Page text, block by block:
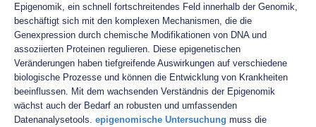
Epigenomik, ein schnell fortschreitendes Feld innerhalb der Genomik,
beschäftigt sich mit den komplexen Mechanismen, die die
Genexpression durch chemische Modifikationen von DNA und
assoziierten Proteinen regulieren. Diese epigenetischen
Veränderungen haben tiefgreifende Auswirkungen auf verschiedene
biologische Prozesse und können die Entwicklung von Krankheiten
beeinflussen. Mit dem wachsenden Verständnis der Epigenomik
wächst auch der Bedarf an robusten und umfassenden
Datenanalysetools. epigenomische Untersuchung muss die